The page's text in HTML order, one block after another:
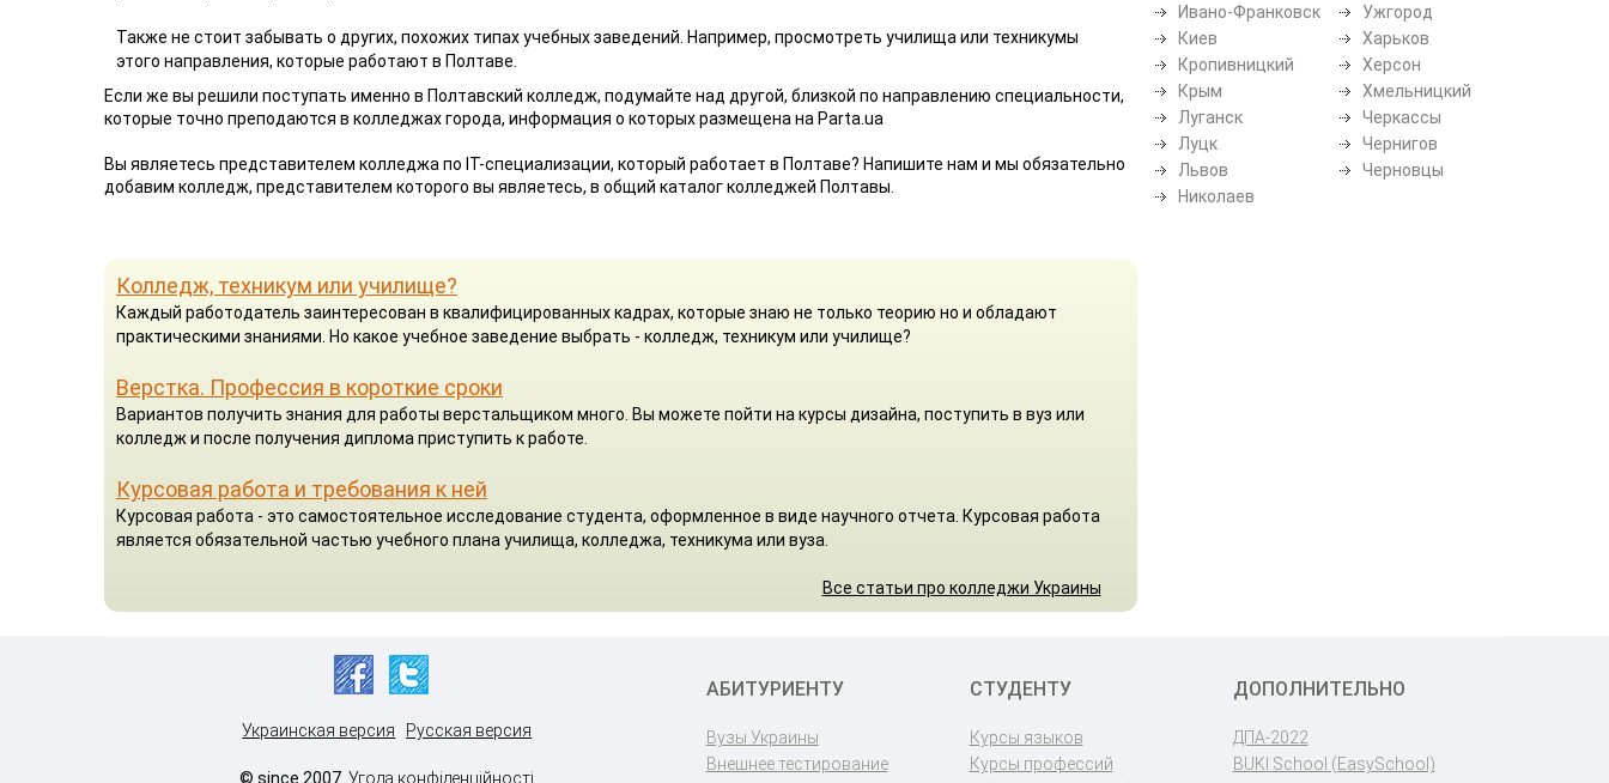
Также не стоит забывать о других, похожих типах учебных заведений. Например, просмотреть училища или техникумы
этого направления, которые работают в Полтаве.
Если же вы решили поступать именно в Полтавский колледж, подумайте над другой, близкой по направлению специальности,
которые точно преподаются в колледжах города, информация о которых размещена на Parta.ua
Вы являетесь представителем колледжа по IT-специализации, который работает в Полтаве? Напишите нам и мы обязательно
добавим колледж, представителем которого вы являетесь, в общий каталог колледжей Полтавы.
Колледж, техникум или училище?
Каждый работодатель заинтересован в квалифицированных кадрах, которые знаю не только теорию но и обладают
практическими знаниями. Но какое учебное заведение выбрать - колледж, техникум или училище?
Верстка. Профессия в короткие сроки
Вариантов получить знания для работы верстальщиком много. Вы можете пойти на курсы дизайна, поступить в вуз или
колледж и после получения диплома приступить к работе.
Курсовая работа и требования к ней
Курсовая работа - это самостоятельное исследование студента, оформленное в виде научного отчета. Курсовая работа
является обязательной частью учебного плана училища, колледжа, техникума или вуза.
Все статьи про колледжи Украины
Ивано-Франковск
Киев
Кропивницкий
Крым
Луганск
Луцк
Львов
Николаев
Ужгород
Харьков
Херсон
Хмельницкий
Черкассы
Чернигов
Черновцы
Украинская версия Русская версия
© since 2007.Угода конфіденційності
АБИТУРИЕНТУ
Вузы Украины
Внешнее тестирование
СТУДЕНТУ
Курсы языков
Курсы профессий
ДОПОЛНИТЕЛЬНО
ДПА-2022
BUKI School (EasySchool)